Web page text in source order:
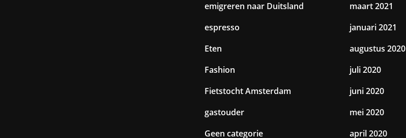
emigreren naar Duitsland
espresso
Eten
Fashion
Fietstocht Amsterdam
gastouder
Geen categorie
maart 2021
januari 2021
augustus 2020
juli 2020
juni 2020
mei 2020
april 2020